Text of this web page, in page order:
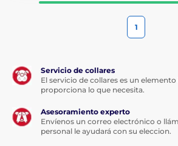
1
Servicio de collares
El servicio de collares es un
proporciona lo que necesita.
Asesoramiento experto
Envíenos un correo electrónico o
personal le ayudará con su eleccion.